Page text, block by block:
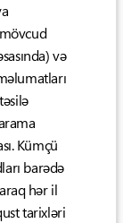
və
Kümçü
barədə
hər il
tarixləri